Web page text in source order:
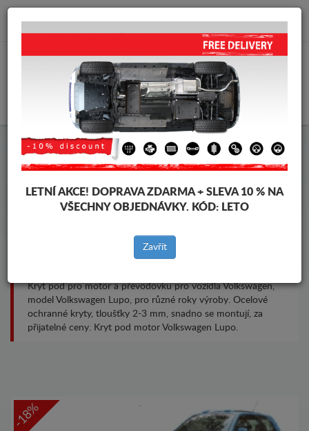
info@krytpodmotor.com
Kryt pod motor Volkswagen
Lupo
Kryt pod pro motor a převodovku pro vozidla Volkswagen,
model Volkswagen Lupo, pro různé roky výroby. Ocelové
ochranné kryty, tloušťky 2-3 mm, snadno se montují, za
přijatelné ceny. Kryt pod motor Volkswagen Lupo.
-18%
LETNÍ AKCE! DOPRAVA ZDARMA + SLEVA 10 % NA
VŠECHNY OBJEDNÁVKY. KÓD: LETO
Zavřít